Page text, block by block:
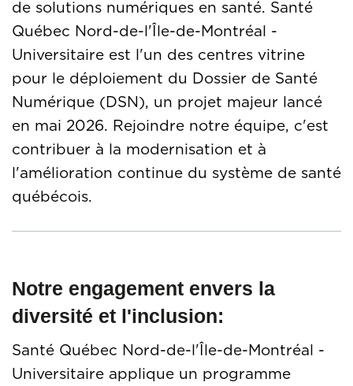
de solutions numériques en santé. Santé
Québec Nord-de-l'Île-de-Montréal -
Universitaire est l'un des centres vitrine
pour le déploiement du Dossier de Santé
Numérique (DSN), un projet majeur lancé
en mai 2026. Rejoindre notre équipe, c'est
contribuer à la modernisation et à
l'amélioration continue du système de santé
québécois.
Notre engagement envers la
diversité et l'inclusion:
Santé Québec Nord-de-l'Île-de-Montréal -
Universitaire applique un programme